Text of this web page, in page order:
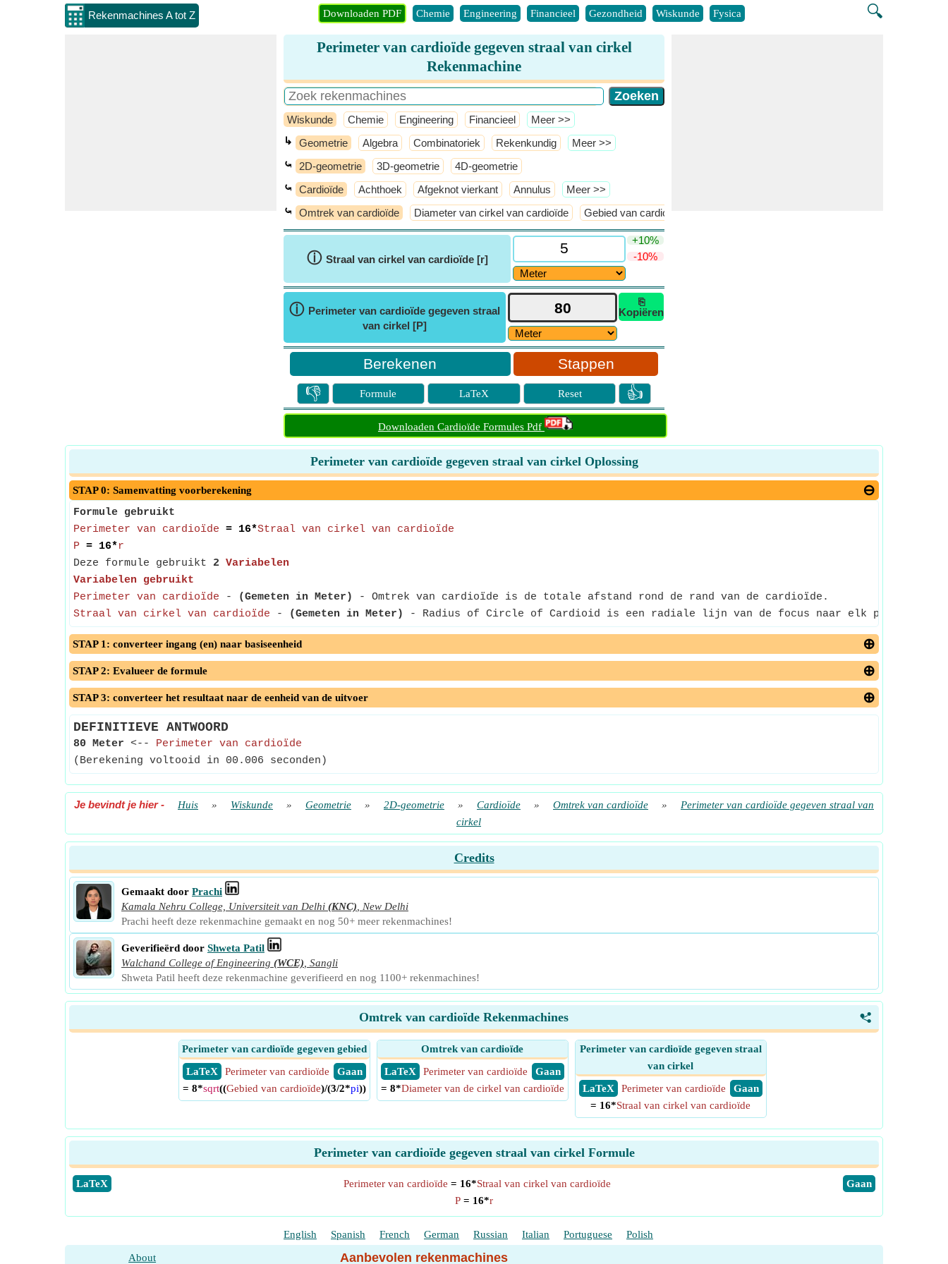
Rekenmachines A tot Z 🔍
Downloaden PDF Chemie Engineering Financieel Gezondheid Wiskunde Fysica
Perimeter van cardioïde gegeven straal van cirkel
Rekenmachine
Wiskunde Chemie Engineering Financieel ​Meer >>
↳ Geometrie Algebra Combinatoriek Rekenkundig ​Meer >>
⤿ 2D-geometrie 3D-geometrie 4D-geometrie
⤿ Cardioïde Achthoek Afgeknot vierkant Annulus ​Meer >>
⤿ Omtrek van cardioïde Diameter van cirkel van cardioïde Gebied van cardioïde
ⓘ Straal van cirkel van cardioïde [r]
+10%
-10%
ⓘ Perimeter van cardioïde gegeven straal
van cirkel [P]
⎘
Kopiëren
Stappen
👎 Formule LaTeX Reset 👍
Downloaden Cardioïde Formules Pdf
Perimeter van cardioïde gegeven straal van cirkel Oplossing
STAP 0: Samenvatting voorberekening
Formule gebruikt
Perimeter van cardioïde = 16*Straal van cirkel van cardioïde
P = 16*r
Deze formule gebruikt 2 Variabelen
Variabelen gebruikt
Perimeter van cardioïde - (Gemeten in Meter)
- Omtrek van cardioïde is de totale afstand rond de rand van de cardioïde.
Straal van cirkel van cardioïde - (Gemeten in Meter) - Radius of Circle of Cardioid is een radiale lijn van de focus naar elk punt van
STAP 1: converteer ingang (en) naar basiseenheid
STAP 2: Evalueer de formule
STAP 3: converteer het resultaat naar de eenheid van de uitvoer
DEFINITIEVE ANTWOORD
80 Meter <-- Perimeter van cardioïde
(Berekening voltooid in 00.006 seconden)
Je bevindt je hier- Huis » Wiskunde » Geometrie » 2D-geometrie » Cardioïde » Omtrek van cardioïde »
Perimeter van cardioïde gegeven straal van
cirkel
Credits
Gemaakt door Prachi
Kamala Nehru College, Universiteit van Delhi (KNC)
New Delhi
Prachi heeft deze rekenmachine gemaakt en nog 50+ meer rekenmachines!
Geverifieërd door Shweta Patil
Walchand College of Engineering (WCE) Sangli
Shweta Patil heeft deze rekenmachine geverifieerd en nog 1100+ rekenmachines!
<
Omtrek van cardioïde Rekenmachines
Perimeter van cardioïde gegeven gebied
​ LaTeX
​ Gaan
Perimeter van cardioïde
= 8*sqrt((Gebied van cardioïde)/(3/2*pi))
Omtrek van cardioïde
​ LaTeX
​ Gaan
Perimeter van cardioïde
= 8*Diameter van de cirkel van cardioïde
Perimeter van cardioïde gegeven straal
van cirkel
​ LaTeX
​ Gaan
Perimeter van cardioïde
= 16*Straal van cirkel van cardioïde
Perimeter van cardioïde gegeven straal van cirkel Formule
​LaTeX ​Gaan
Perimeter van cardioïde = 16*Straal van cirkel van cardioïde
P = 16*r
English Spanish French German Russian Italian Portuguese Polish
About Aanbevolen rekenmachines